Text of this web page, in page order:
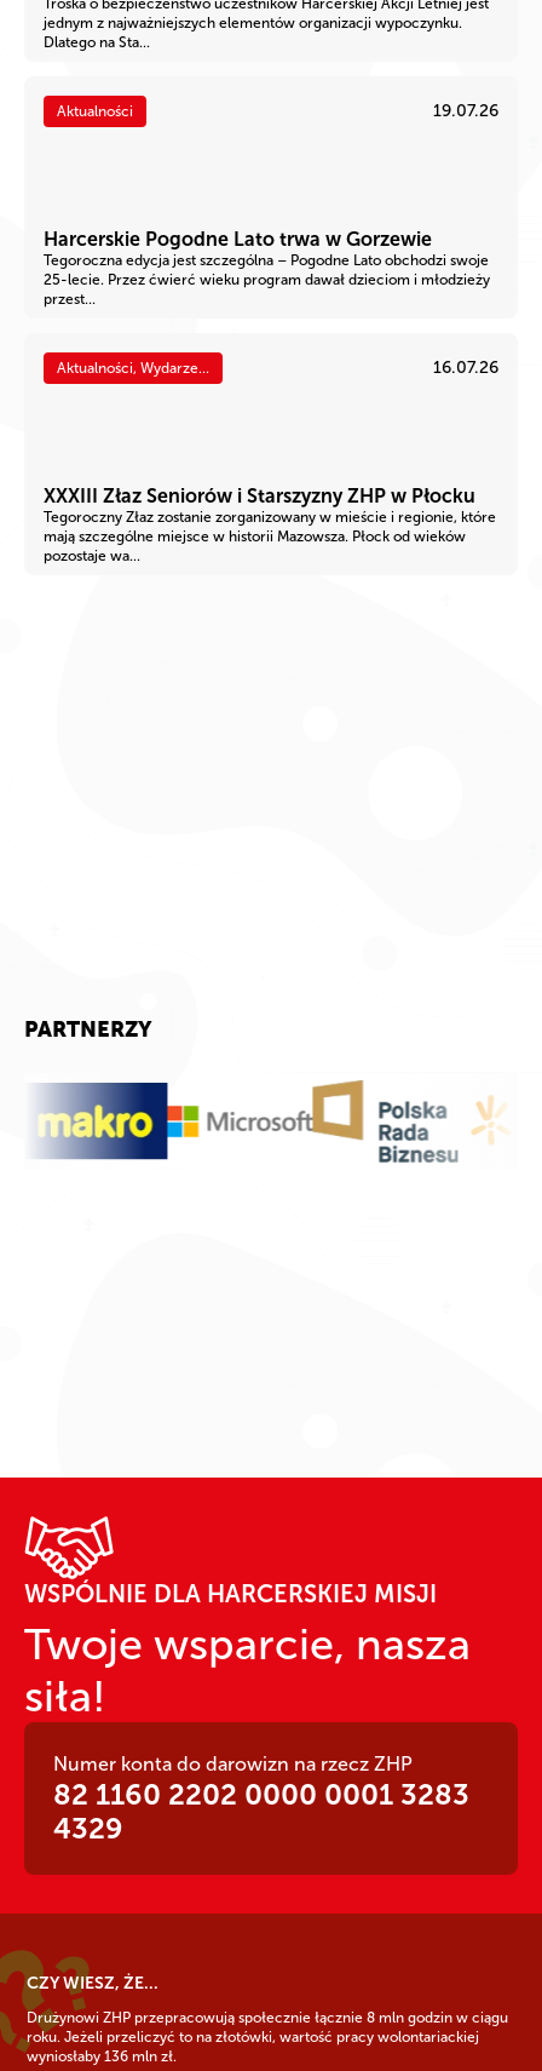
jednym z najważniejszych elementów organizacji wypoczynku.
Dlatego na Sta...
Aktualności 19.07.26
Harcerskie Pogodne Lato trwa w Gorzewie
Tegoroczna edycja jest szczególna – Pogodne Lato obchodzi swoje
25-lecie. Przez ćwierć wieku program dawał dzieciom i młodzieży
przest...
Aktualności, Wydarze... 16.07.26
XXXIII Złaz Seniorów i Starszyzny ZHP w Płocku
Tegoroczny Złaz zostanie zorganizowany w mieście i regionie, które
mają szczególne miejsce w historii Mazowsza. Płock od wieków
pozostaje wa...
PARTNERZY
WSPÓLNIE DLA HARCERSKIEJ MISJI
Twoje wsparcie, nasza
siła!
Numer konta do darowizn na rzecz ZHP
82 1160 2202 0000 0001 3283
4329
CZY WIESZ, ŻE...
Drużynowi ZHP przepracowują społecznie łącznie 8 mln godzin w ciągu
roku. Jeżeli przeliczyć to na złotówki, wartość pracy wolontariackiej
wyniosłaby 136 mln zł.